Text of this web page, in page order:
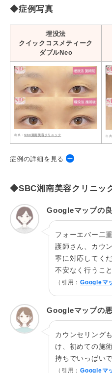
◆症例写真
埋没法
クイックコスメティーク
ダブルNeo
SBC湘南美容クリニック
症例の詳細を見る
施術名 クイックコスメテ
施術の説
明
特殊な糸の結び方
費用総額 両目198,000円
だるさ・熱感・頭
熱・咳・冷や汗・
幅に左右差がある
ると感じる、眉が
施術院
タルミ取り併用全
皮膚を切開し、皮
◆SBC湘南美容クリニッ
Googleマップの
フォーエバー二
護師さん、カウ
寧に対応してく
不安なく行うこ
（引用： Googleマ
Googleマップの
カウンセリング
け、初めての施
持ちでいっぱいで
（引用： Googleマ